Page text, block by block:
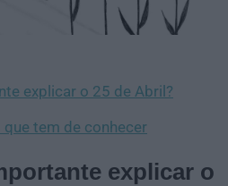
explicar o 25 de Abril?
tem de conhecer
explicar o